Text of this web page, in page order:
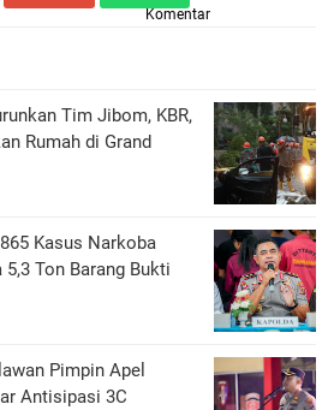
Komentar
Tim Jibom, KBR,
Rumah di Grand
Kasus Narkoba
Ton Barang Bukti
Pimpin Apel
Antisipasi 3C